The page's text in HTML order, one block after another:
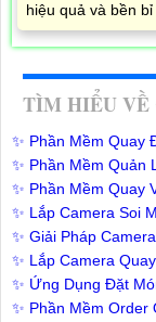
hiệu quả và bền bỉ
TÌM HIỂU VỀ
✨ Phần Mềm Quay
✨ Phần Mềm Quản
✨ Phần Mềm Quay
✨ Lắp Camera Soi
✨ Giải Pháp
✨ Lắp Camera
✨ Ứng Dụng Đặt
✨ Phần Mềm Order